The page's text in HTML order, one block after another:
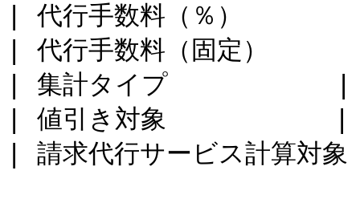
| 代行手数料（％）
| 代行手数料（固定
| 集計タイプ
| 値引き対象